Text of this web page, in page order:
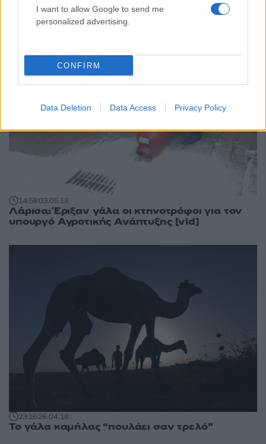
I want to allow Google to send me
personalized advertising.
CONFIRM
Data Deletion Data Access Privacy Policy
14:5803.05.18
Λάρισα: Έριξαν γάλα οι κτηνοτρόφοι για τον
υπουργό Αγροτικής Ανάπτυξης [vid]
23:1626.04.18
Το γάλα καμήλας “πουλάει σαν τρελό”